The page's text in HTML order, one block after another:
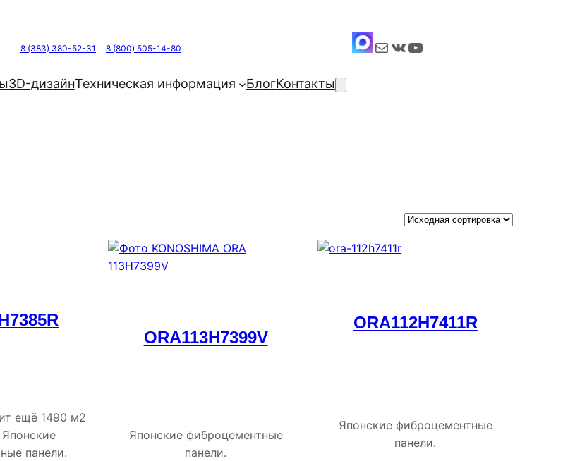
8 (383) 380-52-31 8 (800) 505-14-80 Почта ВКонтакте YouTube
3D-дизайнТехническая информация БлогКонтакты
ещё 1490 м2
панели.
ORA113H7399V
Японские фиброцементные
панели.
ORA112H7411R
Японские фиброцементные
панели.